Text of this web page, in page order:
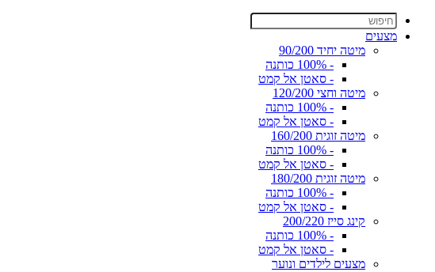
מצעים
מיטה יחיד 90/200
- 100% כותנה
- סאטן אל קמט
מיטה וחצי 120/200
- 100% כותנה
- סאטן אל קמט
מיטה זוגית 160/200
- 100% כותנה
- סאטן אל קמט
מיטה זוגית 180/200
- 100% כותנה
- סאטן אל קמט
קינג סייז 200/220
- 100% כותנה
- סאטן אל קמט
מצעים לילדים ונוער